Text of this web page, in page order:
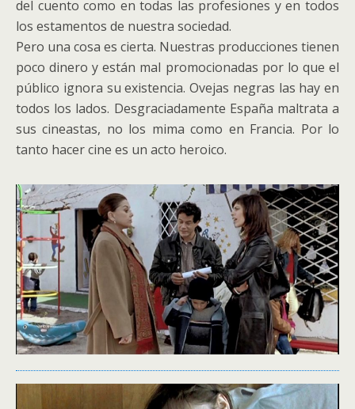
del cuento como en todas las profesiones y en todos
los estamentos de nuestra sociedad.
Pero una cosa es cierta. Nuestras producciones tienen
poco dinero y están mal promocionadas por lo que el
público ignora su existencia. Ovejas negras las hay en
todos los lados. Desgraciadamente España maltrata a
sus cineastas, no los mima como en Francia. Por lo
tanto hacer cine es un acto heroico.